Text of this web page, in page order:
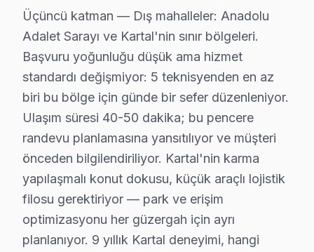
Kartal'da düzenli bakım yaptıran müşterilerimizde
Kartal'da Hi-Level TV Yerinde Onarım –
Kartal'da Hi-Level televizyonunuz arızalandığında
Yerinde arıza giderme sürecimiz — Kartal:
• Kartal'de yerinde teşhis ve anlık fiyat teklifi
• Kartal servisimizde parça onayınız olmadan işlem
• Kartal'de sertifikalı teknisyen ile güvenli servis
• Kartal servisimizde servis belgesi ve garanti fişi verilir
• Kartal'de ek arıza çıkması halinde bilgilendirme
Hi-Level televizyon paneli ürünleriniz için Kartal'de
Üçüncü katman — Dış mahalleler: Anadolu
Adalet Sarayı ve Kartal'nin sınır bölgeleri.
Başvuru yoğunluğu düşük ama hizmet
standardı değişmiyor: 5 teknisyenden en az
biri bu bölge için günde bir sefer düzenleniyor.
Ulaşım süresi 40-50 dakika; bu pencere
randevu planlamasına yansıtılıyor ve müşteri
önceden bilgilendiriliyor. Kartal'nin karma
yapılaşmalı konut dokusu, küçük araçlı lojistik
filosu gerektiriyor — park ve erişim
optimizasyonu her güzergah için ayrı
planlanıyor. 9 yıllık Kartal deneyimi, hangi